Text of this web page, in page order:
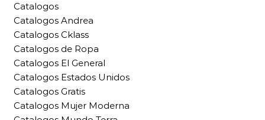
Catalogos
Catalogos Andrea
Catalogos Cklass
Catalogos de Ropa
Catalogos El General
Catalogos Estados Unidos
Catalogos Gratis
Catalogos Mujer Moderna